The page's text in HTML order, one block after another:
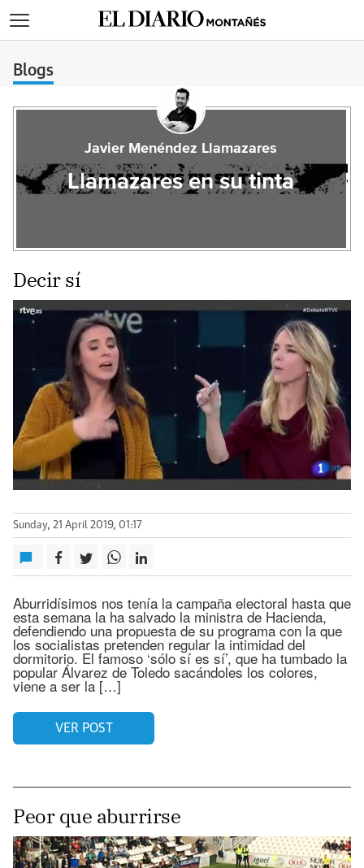
Blogs
Javier Menéndez Llamazares
Llamazares en su tinta
Decir sí
Sunday, 21 April 2019, 01:17
Aburridísimos nos tenía la campaña electoral hasta que
esta semana la ha salvado la ministra de Hacienda,
defendiendo una propuesta de su programa con la que
los socialistas pretenden regular la intimidad del
dormitorio. El famoso ‘sólo sí es sí’, que ha tumbado la
popular Álvarez de Toledo sacándoles los colores,
viene a ser la […]
VER POST
Peor que aburrirse